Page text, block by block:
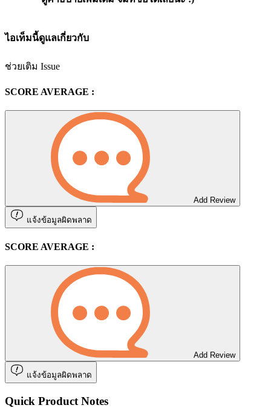
ไอเท็มนี้ดูแลเกี่ยวกับ
ช่วยเติม Issue
SCORE AVERAGE :
Add Review
แจ้งข้อมูลผิดพลาด
SCORE AVERAGE :
Add Review
แจ้งข้อมูลผิดพลาด
Quick Product Notes